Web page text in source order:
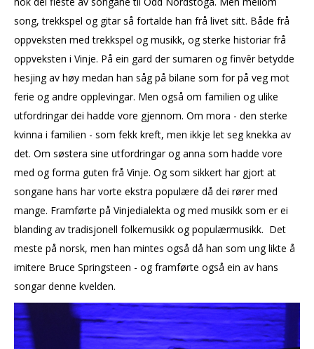
song, trekkspel og gitar så fortalde han frå livet sitt. Både frå
oppveksten med trekkspel og musikk, og sterke historiar frå
oppveksten i Vinje. På ein gard der sumaren og finvêr betydde
hesjing av høy medan han såg på bilane som for på veg mot
ferie og andre opplevingar. Men også om familien og ulike
utfordringar dei hadde vore gjennom. Om mora - den sterke
kvinna i familien - som fekk kreft, men ikkje let seg knekka av
det. Om søstera sine utfordringar og anna som hadde vore
med og forma guten frå Vinje. Og som sikkert har gjort at
songane hans har vorte ekstra populære då dei rører med
mange. Framførte på Vinjedialekta og med musikk som er ei
blanding av tradisjonell folkemusikk og populærmusikk. Det
meste på norsk, men han mintes også då han som ung likte å
imitere Bruce Springsteen - og framførte også ein av hans
songar denne kvelden.